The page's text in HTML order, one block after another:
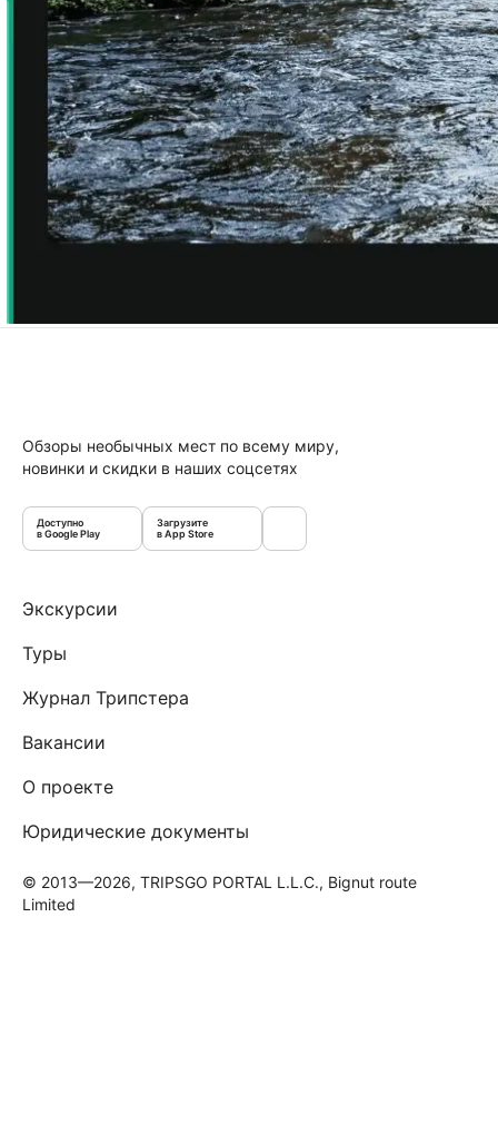
Обзоры необычных мест по всему миру,
новинки и скидки в наших соцсетях
Доступно
в Google Play
Загрузите
в App Store
Экскурсии
Туры
Журнал Трипстера
Вакансии
О проекте
Юридические документы
© 2013—2026, TRIPSGO PORTAL L.L.C., Bignut route
Limited